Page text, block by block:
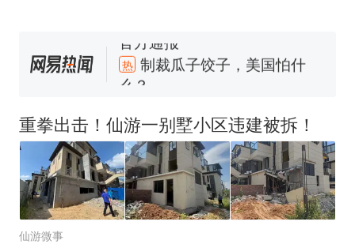
热
制裁瓜子饺子，美国怕什
么？
因老师一句“跟我回家”改写了
人生
费大厨“全国小炒肉大王”称
号，仅凭视频评出？中国烹饪
协会回应
男子上山采菌偶然发现鸡枞菌
窝，原地守1天等它长大：挖了
140多朵
美国渔民钓获鲨鱼徒手将其拽
重拳出击！仙游一别墅小区违建被拆！
仙游微事